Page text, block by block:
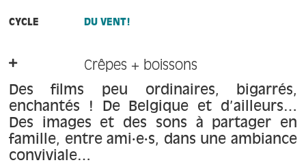
CYCLE DU VENT!
Crêpes + boissons
Des films peu ordinaires, bigarrés,
enchantés ! De Belgique et d’ailleurs…
Des images et des sons à partager en
famille, entre ami·e·s, dans une ambiance
conviviale…